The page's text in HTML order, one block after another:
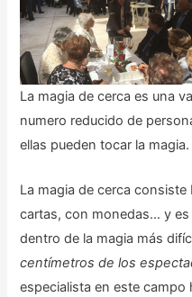
La magia de cerca es una
numero reducido de
ellas pueden tocar la magia.
La magia de cerca
cartas, con monedas… y es
dentro de la magia más
centímetros de los
especialista en este campo